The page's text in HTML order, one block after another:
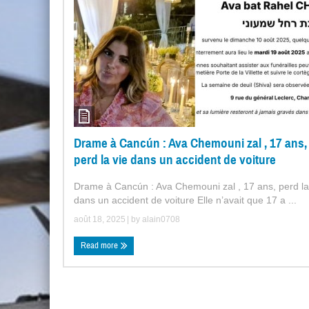
Drame à Cancún : Ava Chemouni zal , 17 ans,
perd la vie dans un accident de voiture
Drame à Cancún : Ava Chemouni zal , 17 ans, perd
dans un accident de voiture Elle n’avait que 17 a ...
août 18, 2025 | by alain0708
Read more